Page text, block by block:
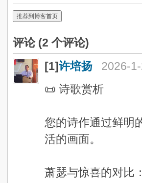
推荐到博客首页
评论 (2 个评论)
[1]许培扬
2026-
📜 诗歌赏析
您的诗作通过鲜明
活的画面。
萧瑟与惊喜的对比